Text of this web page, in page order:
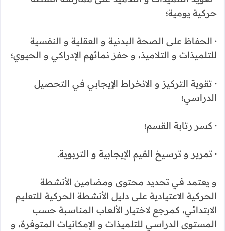
حركية يومية؛
· الحفاظ على الصحة البدنية و العقلية و النفسية
للتلميذات و التلاميذ، و حفز نمائهم الإدراكي و الحيوي؛
· تقوية التركيز و الانخراط الإيجابي في التحصيل
الدراسي؛
· كسر رتابة القسم؛
· تمرير و ترسيخ القيم الإيجابية و التربوية.
و يعتمد في تحديد محتوى ومضامين الأنشطة
الحركية الاعتيادية على دليل الأنشطة الحركية للتعليم
الابتدائي، كمرجع لاختيار الألعاب المناسبة حسب
المستوى الدراسي للتلميذات و الإمكانيات المتوفرة، و